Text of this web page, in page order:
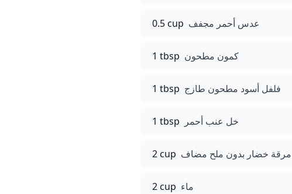
0.5 cup عدس أحمر مجفف
1 tbsp كمون مطحون
1 tbsp فلفل أسود مطحون طازج
1 tbsp خل عنب أحمر
2 cup مرقة خضار بدون ملح مضاف
2 cup ماء